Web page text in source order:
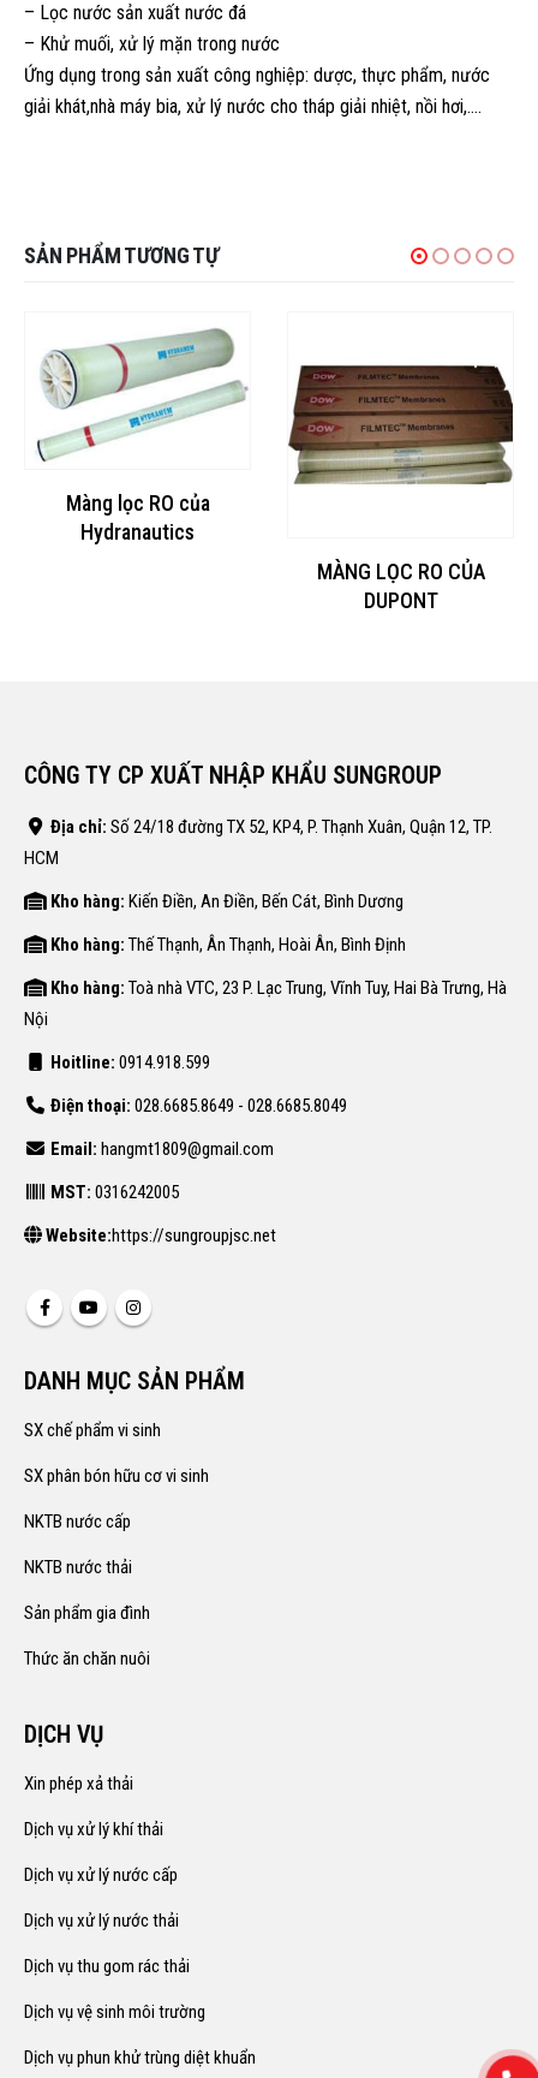
– Lọc nước sản xuất nước đá
– Khử muối, xử lý mặn trong nước
Ứng dụng trong sản xuất công nghiệp: dược, thực phẩm, nước
giải khát,nhà máy bia, xử lý nước cho tháp giải nhiệt, nồi hơi,….
SẢN PHẨM TƯƠNG TỰ
Màng lọc RO của
Hydranautics
MÀNG LỌC RO CỦA
DUPONT
CÔNG TY CP XUẤT NHẬP KHẨU SUNGROUP
Địa chỉ: Số 24/18 đường TX 52, KP4, P. Thạnh Xuân, Quận 12, TP.
HCM
Kho hàng: Kiến Điền, An Điền, Bến Cát, Bình Dương
Kho hàng: Thế Thạnh, Ân Thạnh, Hoài Ân, Bình Định
Kho hàng: Toà nhà VTC, 23 P. Lạc Trung, Vĩnh Tuy, Hai Bà Trưng, Hà
Nội
Hoitline: 0914.918.599
Điện thoại: 028.6685.8649 - 028.6685.8049
Email: hangmt1809@gmail.com
MST: 0316242005
Website:https://sungroupjsc.net
DANH MỤC SẢN PHẨM
SX chế phẩm vi sinh
SX phân bón hữu cơ vi sinh
NKTB nước cấp
NKTB nước thải
Sản phẩm gia đình
Thức ăn chăn nuôi
DỊCH VỤ
Xin phép xả thải
Dịch vụ xử lý khí thải
Dịch vụ xử lý nước cấp
Dịch vụ xử lý nước thải
Dịch vụ thu gom rác thải
Dịch vụ vệ sinh môi trường
Dịch vụ phun khử trùng diệt khuẩn